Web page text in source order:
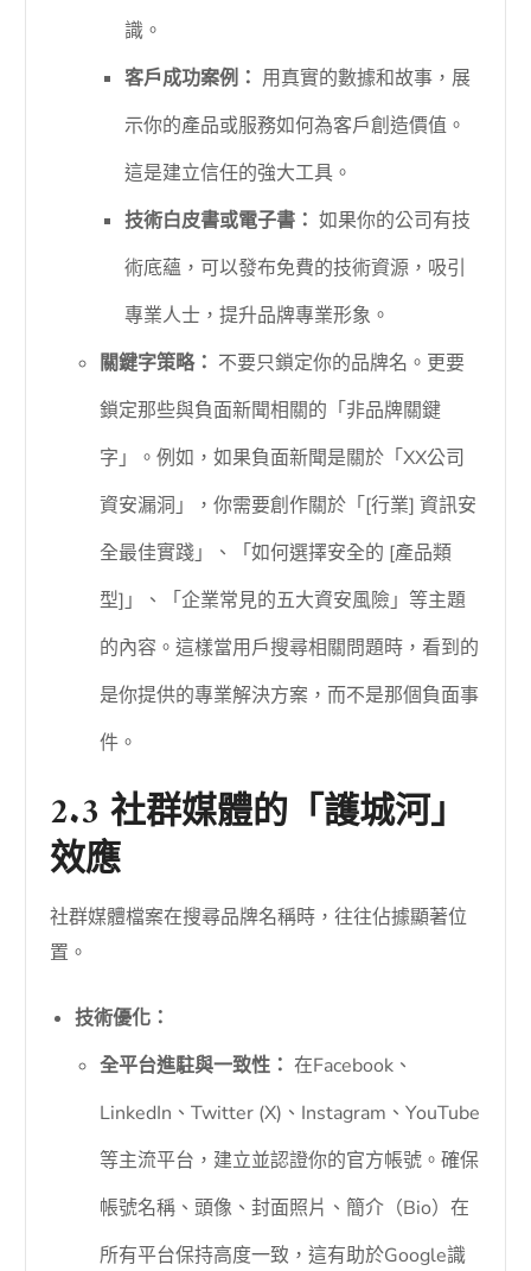
識。
客戶成功案例： 用真實的數據和故事，展
示你的產品或服務如何為客戶創造價值。
這是建立信任的強大工具。
技術白皮書或電子書： 如果你的公司有技
術底蘊，可以發布免費的技術資源，吸引
專業人士，提升品牌專業形象。
關鍵字策略： 不要只鎖定你的品牌名。更要
鎖定那些與負面新聞相關的「非品牌關鍵
字」。例如，如果負面新聞是關於「XX公司
資安漏洞」，你需要創作關於「[行業] 資訊安
全最佳實踐」、「如何選擇安全的 [產品類
型]」、「企業常見的五大資安風險」等主題
的內容。這樣當用戶搜尋相關問題時，看到的
是你提供的專業解決方案，而不是那個負面事
件。
2.3 社群媒體的「護城河」
效應
社群媒體檔案在搜尋品牌名稱時，往往佔據顯著位
置。
技術優化：
全平台進駐與一致性： 在Facebook、
LinkedIn、Twitter (X)、Instagram、YouTube
等主流平台，建立並認證你的官方帳號。確保
帳號名稱、頭像、封面照片、簡介（Bio）在
所有平台保持高度一致，這有助於Google識